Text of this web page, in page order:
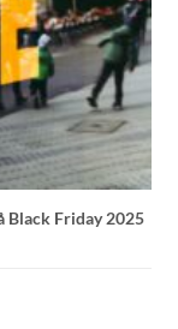
Black Friday 2025